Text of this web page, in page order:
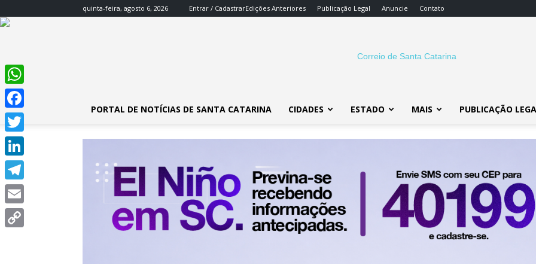
quinta-feira, agosto 6, 2026 Entrar / CadastrarEdições Anteriores Publicação Legal Anuncie Contato
SC
PORTAL DE NOTÍCIAS DE SANTA CATARINA CIDADES ESTADO MAIS PUBLICAÇÃO
WhatsApp
Facebook
Twitter
LinkedIn
Telegram
Email